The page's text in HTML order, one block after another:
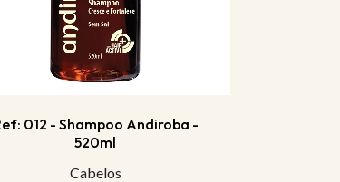
012 - Shampoo Andiroba -
520ml
Cabelos